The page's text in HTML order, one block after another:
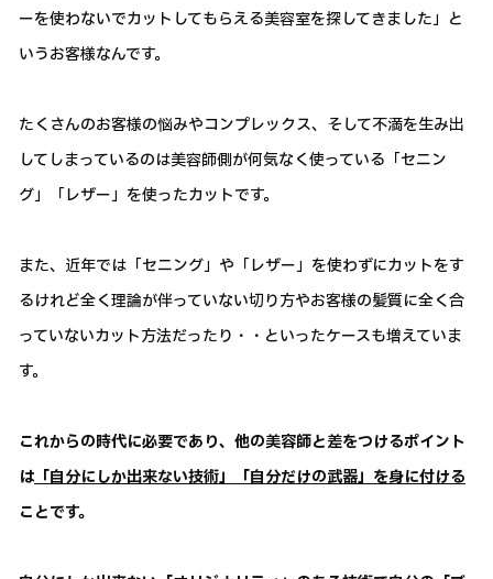
ーを使わないでカットしてもらえる美容室を探してきました」と
いうお客様なんです。
たくさんのお客様の悩みやコンプレックス、そして不満を生み出
してしまっているのは美容師側が何気なく使っている「セニン
グ」「レザー」を使ったカットです。
また、近年では「セニング」や「レザー」を使わずにカットをす
るけれど全く理論が伴っていない切り方やお客様の髪質に全く合
っていないカット方法だったり・・といったケースも増えていま
す。
これからの時代に必要であり、他の美容師と差をつけるポイント
は「自分にしか出来ない技術」「自分だけの武器」を身に付ける
ことです。